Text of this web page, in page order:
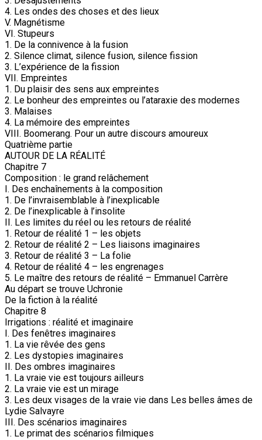
4. Les ondes des choses et des lieux
V. Magnétisme
VI. Stupeurs
1. De la connivence à la fusion
2. Silence climat, silence fusion, silence fission
3. L’expérience de la fission
VII. Empreintes
1. Du plaisir des sens aux empreintes
2. Le bonheur des empreintes ou l’ataraxie des modernes
3. Malaises
4. La mémoire des empreintes
VIII. Boomerang. Pour un autre discours amoureux
Quatrième partie
AUTOUR DE LA RÉALITÉ
Chapitre 7
Composition : le grand relâchement
I. Des enchaînements à la composition
1. De l’invraisemblable à l’inexplicable
2. De l’inexplicable à l’insolite
II. Les limites du réel ou les retours de réalité
1. Retour de réalité 1 – les objets
2. Retour de réalité 2 – Les liaisons imaginaires
3. Retour de réalité 3 – La folie
4. Retour de réalité 4 – les engrenages
5. Le maître des retours de réalité – Emmanuel Carrère
Au départ se trouve Uchronie
De la fiction à la réalité
Chapitre 8
Irrigations : réalité et imaginaire
I. Des fenêtres imaginaires
1. La vie rêvée des gens
2. Les dystopies imaginaires
II. Des ombres imaginaires
1. La vraie vie est toujours ailleurs
2. La vraie vie est un mirage
3. Les deux visages de la vraie vie dans Les belles âmes de
Lydie Salvayre
III. Des scénarios imaginaires
1. Le primat des scénarios filmiques